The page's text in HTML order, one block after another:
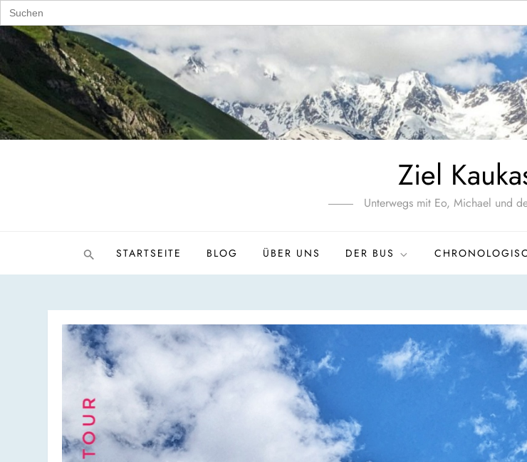
Search
for:
Skip
content
Ziel
Unterwegs mit Eo, Michael und
STARTSEITE BLOG ÜBER UNS DER BUS